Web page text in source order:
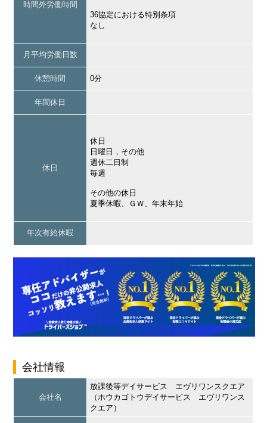
時間外労働時間
36協定における特別条項
なし
月平均労働日数
休憩時間 0分
年間休日
休日
休日
日曜日，その他
週休二日制
毎週
その他の休日
夏季休暇、ＧＷ、年末年始
年次有給休暇
会社情報
会社名
放課後等デイサービス エヴリワンスクエア
（ホウカゴトウデイサービス エヴリワンス
クエア）